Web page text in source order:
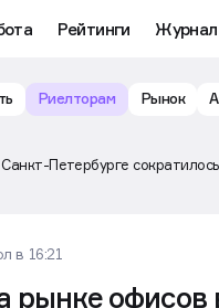
Рейтинги Журнал
Риелторам Рынок
Петербурге
в 16:21
рынке офисов